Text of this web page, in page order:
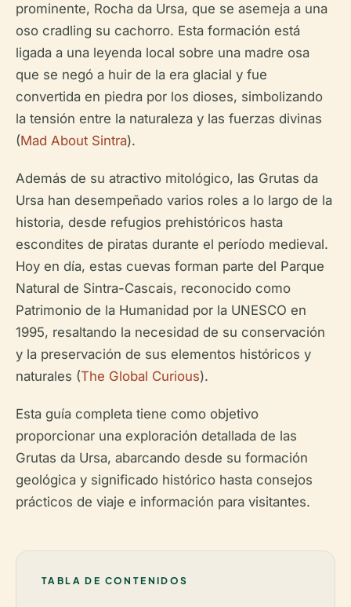
prominente, Rocha da Ursa, que se asemeja a una
oso cradling su cachorro. Esta formación está
ligada a una leyenda local sobre una madre osa
que se negó a huir de la era glacial y fue
convertida en piedra por los dioses, simbolizando
la tensión entre la naturaleza y las fuerzas divinas
(Mad About Sintra).
Además de su atractivo mitológico, las Grutas da
Ursa han desempeñado varios roles a lo largo de la
historia, desde refugios prehistóricos hasta
escondites de piratas durante el período medieval.
Hoy en día, estas cuevas forman parte del Parque
Natural de Sintra-Cascais, reconocido como
Patrimonio de la Humanidad por la UNESCO en
1995, resaltando la necesidad de su conservación
y la preservación de sus elementos históricos y
naturales (The Global Curious).
Esta guía completa tiene como objetivo
proporcionar una exploración detallada de las
Grutas da Ursa, abarcando desde su formación
geológica y significado histórico hasta consejos
prácticos de viaje e información para visitantes.
TABLA DE CONTENIDOS